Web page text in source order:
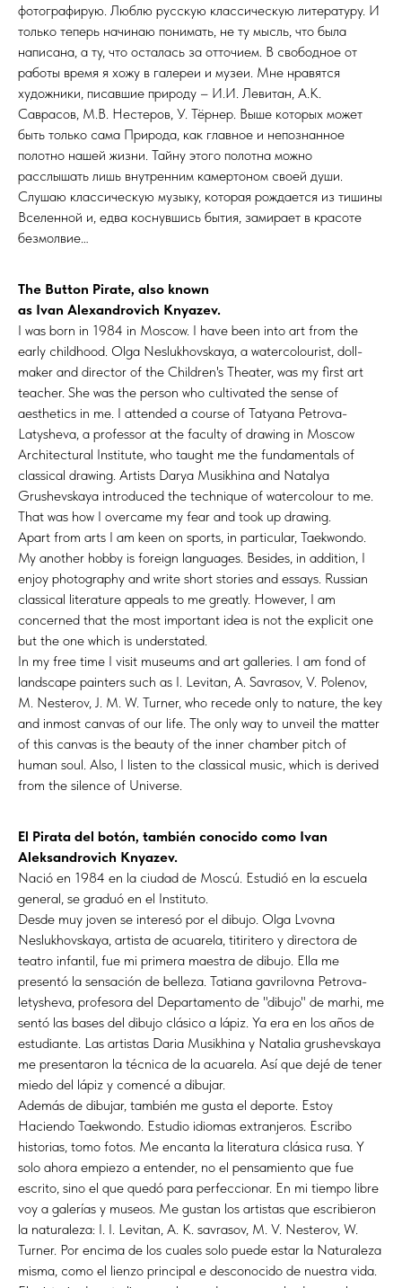
фотографирую. Люблю русскую классическую литературу. И
только теперь начинаю понимать, не ту мысль, что была
написана, а ту, что осталась за отточием. В свободное от
работы время я хожу в галереи и музеи. Мне нравятся
художники, писавшие природу – И.И. Левитан, А.К.
Саврасов, М.В. Нестеров, У. Тёрнер. Выше которых может
быть только сама Природа, как главное и непознанное
полотно нашей жизни. Тайну этого полотна можно
расслышать лишь внутренним камертоном своей души.
Слушаю классическую музыку, которая рождается из тишины
Вселенной и, едва коснувшись бытия, замирает в красоте
безмолвие…
The Button Pirate, also known
as Ivan Alexandrovich Knyazev.
I was born in 1984 in Moscow. I have been into art from the
early childhood. Olga Neslukhovskaya, a watercolourist, doll-
maker and director of the Children's Theater, was my first art
teacher. She was the person who cultivated the sense of
aesthetics in me. I attended a course of Tatyana Petrova-
Latysheva, a professor at the faculty of drawing in Moscow
Architectural Institute, who taught me the fundamentals of
classical drawing. Artists Darya Musikhina and Natalya
Grushevskaya introduced the technique of watercolour to me.
That was how I overcame my fear and took up drawing.
Apart from arts I am keen on sports, in particular, Taekwondo.
My another hobby is foreign languages. Besides, in addition, I
enjoy photography and write short stories and essays. Russian
classical literature appeals to me greatly. However, I am
concerned that the most important idea is not the explicit one
but the one which is understated.
In my free time I visit museums and art galleries. I am fond of
landscape painters such as I. Levitan, A. Savrasov, V. Polenov,
M. Nesterov, J. M. W. Turner, who recede only to nature, the key
and inmost canvas of our life. The only way to unveil the matter
of this canvas is the beauty of the inner chamber pitch of
human soul. Also, I listen to the classical music, which is derived
from the silence of Universe.
El Pirata del botón, también conocido como Ivan
Aleksandrovich Knyazev.
Nació en 1984 en la ciudad de Moscú. Estudió en la escuela
general, se graduó en el Instituto.
Desde muy joven se interesó por el dibujo. Olga Lvovna
Neslukhovskaya, artista de acuarela, titiritero y directora de
teatro infantil, fue mi primera maestra de dibujo. Ella me
presentó la sensación de belleza. Tatiana gavrilovna Petrova-
letysheva, profesora del Departamento de "dibujo" de marhi, me
sentó las bases del dibujo clásico a lápiz. Ya era en los años de
estudiante. Las artistas Daria Musikhina y Natalia grushevskaya
me presentaron la técnica de la acuarela. Así que dejé de tener
miedo del lápiz y comencé a dibujar.
Además de dibujar, también me gusta el deporte. Estoy
Haciendo Taekwondo. Estudio idiomas extranjeros. Escribo
historias, tomo fotos. Me encanta la literatura clásica rusa. Y
solo ahora empiezo a entender, no el pensamiento que fue
escrito, sino el que quedó para perfeccionar. En mi tiempo libre
voy a galerías y museos. Me gustan los artistas que escribieron
la naturaleza: I. I. Levitan, A. K. savrasov, M. V. Nesterov, W.
Turner. Por encima de los cuales solo puede estar la Naturaleza
misma, como el lienzo principal e desconocido de nuestra vida.